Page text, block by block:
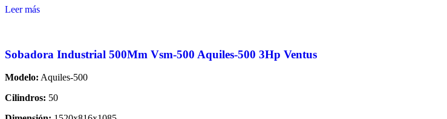
Leer más
Sobadora Industrial 500Mm Vsm-500 Aquiles-500 3Hp Ventus
Modelo: Aquiles-500
Cilindros: 50